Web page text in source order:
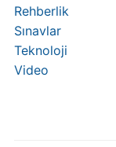
Rehberlik
Sınavlar
Teknoloji
Video